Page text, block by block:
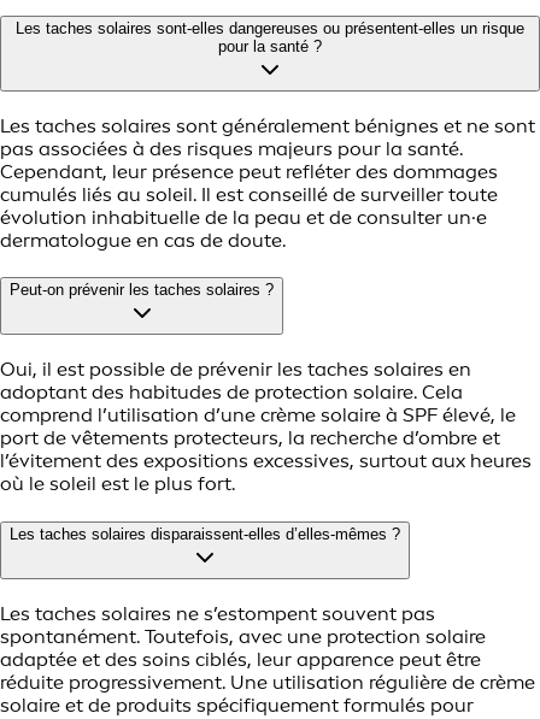
Les taches solaires sont-elles dangereuses ou présentent-elles un risque
pour la santé ?
Les taches solaires sont généralement bénignes et ne sont
pas associées à des risques majeurs pour la santé.
Cependant, leur présence peut refléter des dommages
cumulés liés au soleil. Il est conseillé de surveiller toute
évolution inhabituelle de la peau et de consulter un·e
dermatologue en cas de doute.
Peut-on prévenir les taches solaires ?
Oui, il est possible de prévenir les taches solaires en
adoptant des habitudes de protection solaire. Cela
comprend l’utilisation d’une crème solaire à SPF élevé, le
port de vêtements protecteurs, la recherche d’ombre et
l’évitement des expositions excessives, surtout aux heures
où le soleil est le plus fort.
Les taches solaires disparaissent-elles d’elles-mêmes ?
Les taches solaires ne s’estompent souvent pas
spontanément. Toutefois, avec une protection solaire
adaptée et des soins ciblés, leur apparence peut être
réduite progressivement. Une utilisation régulière de crème
solaire et de produits spécifiquement formulés pour